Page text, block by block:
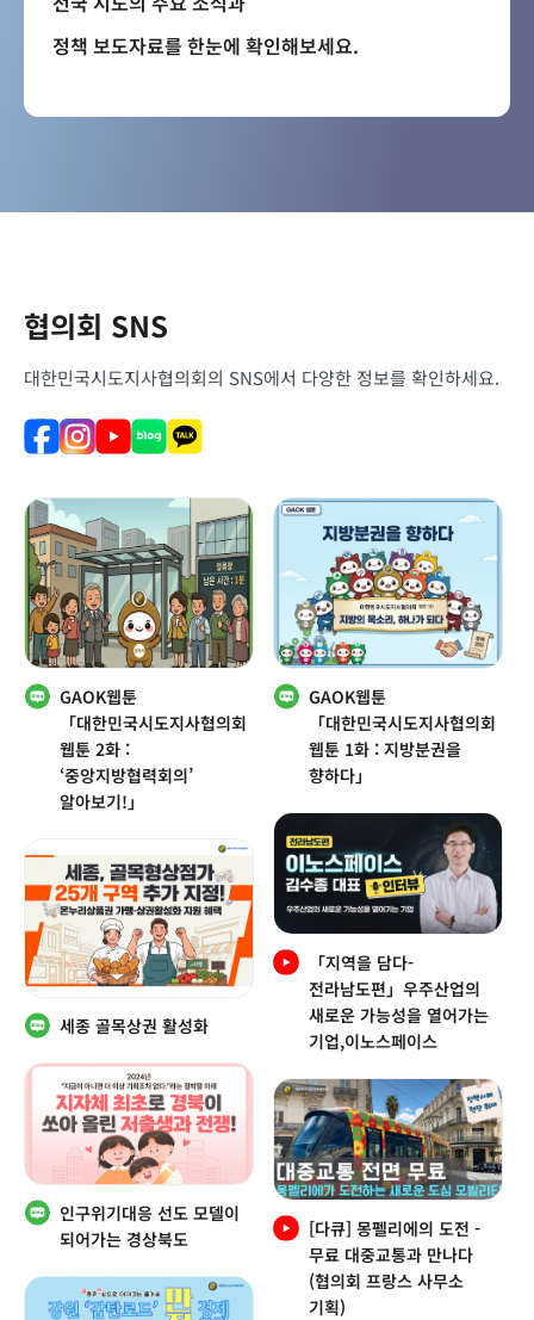
정책 보도자료를 한눈에 확인해보세요.
협의회 SNS
대한민국시도지사협의회의 SNS에서 다양한 정보를 확인하세요.
GAOK웹툰
「대한민국시도지사협의회
웹툰 2화 :
‘중앙지방협력회의’
알아보기!」
GAOK웹툰
「대한민국시도지사협의회
웹툰 1화 : 지방분권을
향하다」
「지역을 담다-
전라남도편」우주산업의
새로운 가능성을 열어가는
기업,이노스페이스
세종 골목상권 활성화
인구위기대응 선도 모델이
되어가는 경상북도
[다큐] 몽펠리에의 도전 -
무료 대중교통과 만나다
(협의회 프랑스 사무소
기획)